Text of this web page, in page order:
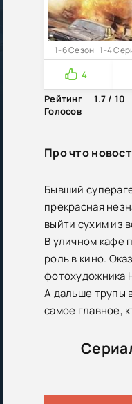
1-6 Сезон | 1-4
4
Рейтинг
1.7 / 10
Голосов
Про что
Бывший
прекрасная
выйти сухим из
В уличном кафе
роль в кино.
фотохудожника
А дальше трупы
самое главное,